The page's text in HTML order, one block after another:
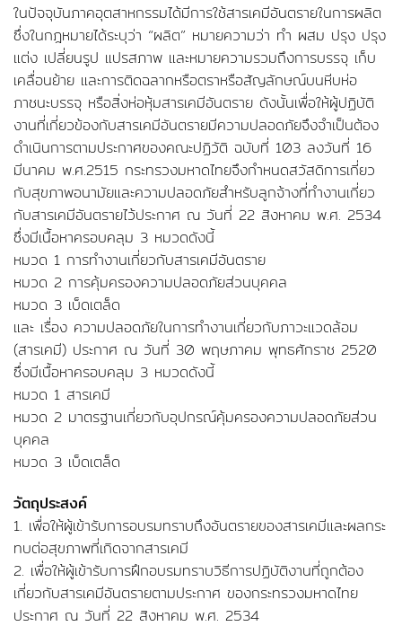
ในปัจจุบันภาคอุตสาหกรรมได้มีการใช้สารเคมีอันตรายในการผลิต
ซึ่งในกฎหมายได้ระบุว่า “ผลิต” หมายความว่า ทำ ผสม ปรุง ปรุง
แต่ง เปลี่ยนรูป แปรสภาพ และหมายความรวมถึงการบรรจุ เก็บ
เคลื่อนย้าย และการติดฉลากหรือตราหรือสัญลักษณ์บนหีบห่อ
ภาชนะบรรจุ หรือสิ่งห่อหุ้มสารเคมีอันตราย ดังนั้นเพื่อให้ผู้ปฏิบัติ
งานที่เกี่ยวข้องกับสารเคมีอันตรายมีความปลอดภัยจึงจำเป็นต้อง
ดำเนินการตามประกาศของคณะปฏิวัติ ฉบับที่ 103 ลงวันที่ 16
มีนาคม พ.ศ.2515 กระทรวงมหาดไทยจึงกำหนดสวัสดิการเกี่ยว
กับสุขภาพอนามัยและความปลอดภัยสำหรับลูกจ้างที่ทำงานเกี่ยว
กับสารเคมีอันตรายไว้ประกาศ ณ วันที่ 22 สิงหาคม พ.ศ. 2534
ซึ่งมีเนื้อหาครอบคลุม 3 หมวดดังนี้
หมวด 1 การทำงานเกี่ยวกับสารเคมีอันตราย
หมวด 2 การคุ้มครองความปลอดภัยส่วนบุคคล
หมวด 3 เบ็ดเตล็ด
และ เรื่อง ความปลอดภัยในการทำงานเกี่ยวกับภาวะแวดล้อม
(สารเคมี) ประกาศ ณ วันที่ 30 พฤษภาคม พุทธศักราช 2520
ซึ่งมีเนื้อหาครอบคลุม 3 หมวดดังนี้
หมวด 1 สารเคมี
หมวด 2 มาตรฐานเกี่ยวกับอุปกรณ์คุ้มครองความปลอดภัยส่วน
บุคคล
หมวด 3 เบ็ดเตล็ด
วัตถุประสงค์
1. เพื่อให้ผู้เข้ารับการอบรมทราบถึงอันตรายของสารเคมีและผลกระ
ทบต่อสุขภาพที่เกิดจากสารเคมี
2. เพื่อให้ผู้เข้ารับการฝึกอบรมทราบวิธีการปฏิบัติงานที่ถูกต้อง
เกี่ยวกับสารเคมีอันตรายตามประกาศ ของกระทรวงมหาดไทย
ประกาศ ณ วันที่ 22 สิงหาคม พ.ศ. 2534